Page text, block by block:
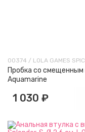
00374 / LOLA GAMES
Пробка со
Aquamarine
1 030 ₽